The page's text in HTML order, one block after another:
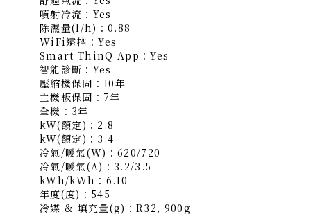
噴射冷流：Yes
除濕量(l/h)：0.88
WiFi遠控：Yes
Smart ThinQ App：Yes
智能診斷：Yes
壓縮機保固：10年
主機板保固：7年
全機：3年
kW(額定)：2.8
kW(額定)：3.4
冷氣/暖氣(W)：620/720
冷氣/暖氣(A)：3.2/3.5
kWh/kWh：6.10
年度(度)：545
冷媒 & 填充量(g)：R32, 900g